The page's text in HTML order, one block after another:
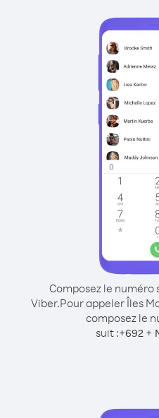
Composez le numéro
Viber.Pour appeler Îles
composez le
suit :+692 +